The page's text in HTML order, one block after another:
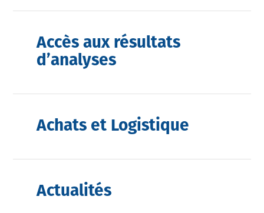
Accès aux résultats
d’analyses
Achats et Logistique
Actualités